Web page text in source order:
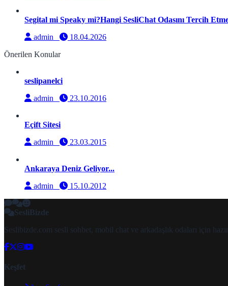
Segital mi Speaky mi?Hangi SesliChat Odasını Tercih
admin
18.04.2026
Önerilen Konular
seslipanelci
admin
23.10.2016
Eçift Sitesi
admin
23.03.2015
Ankaraya Deniz Geliyor...
admin
15.10.2012
SesliBizde
Seslibizde.com sesli sohbet, mobil chat ve arkadaşlık odaları için
Keşfet